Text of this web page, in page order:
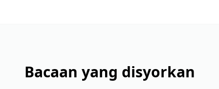
Bacaan yang disyorkan